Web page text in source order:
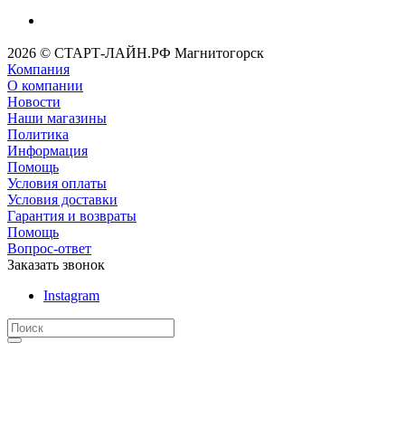
2026 © СТАРТ-ЛАЙН.РФ Магнитогорск
Компания
О компании
Новости
Наши магазины
Политика
Информация
Помощь
Условия оплаты
Условия доставки
Гарантия и возвраты
Помощь
Вопрос-ответ
Заказать звонок
Instagram